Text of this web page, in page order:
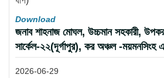
Download
জনাব শাহনাজ মোঘল, উচ্চমান সহকারী, উপকর
সার্কেল-২২(দূর্গাপুর), কর অঞ্চল -
2026-06-29